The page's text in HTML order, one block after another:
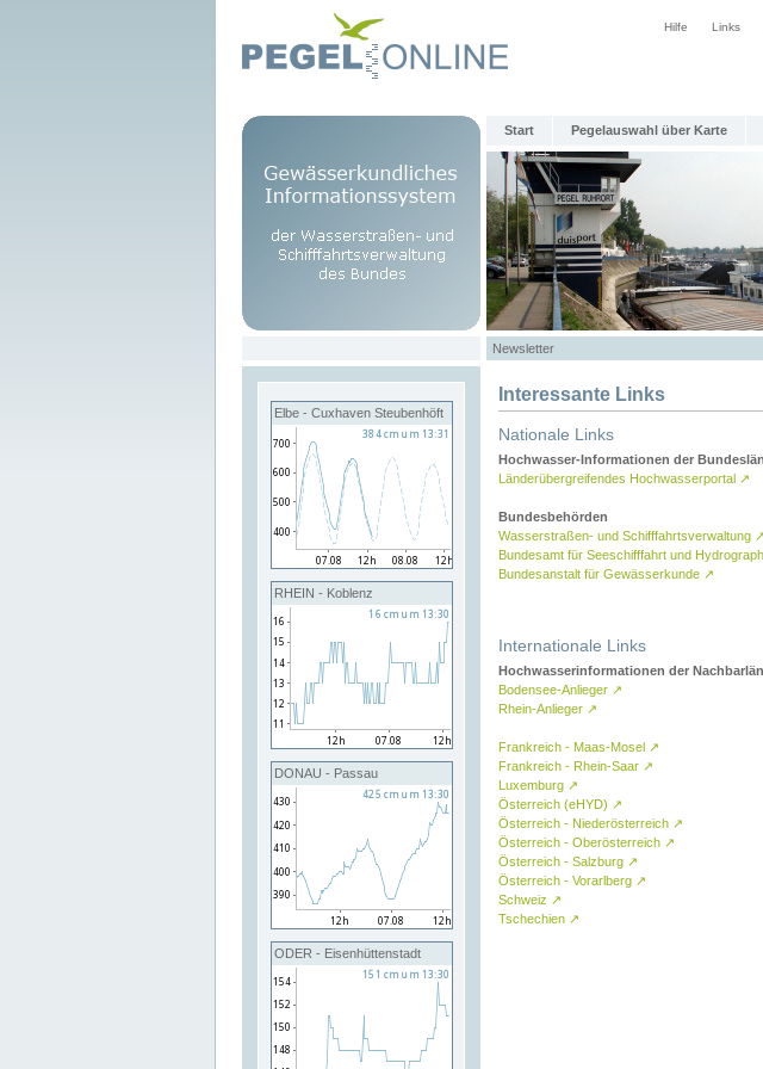
Hilfe Links
Start Pegelauswahl über Karte
Newsletter
Elbe - Cuxhaven Steubenhöft
RHEIN - Koblenz
DONAU - Passau
ODER - Eisenhüttenstadt
Interessante Links
Nationale Links
Hochwasser-Informationen der
Länderübergreifendes Hochwasserportal ↗
Bundesbehörden
Wasserstraßen- und Schifffahrtsverwaltung ↗
Bundesamt für Seeschifffahrt und
Bundesanstalt für Gewässerkunde ↗
Internationale Links
Hochwasserinformationen der
Bodensee-Anlieger ↗
Rhein-Anlieger ↗
Frankreich - Maas-Mosel ↗
Frankreich - Rhein-Saar ↗
Luxemburg ↗
Österreich (eHYD) ↗
Österreich - Niederösterreich ↗
Österreich - Oberösterreich ↗
Österreich - Salzburg ↗
Österreich - Vorarlberg ↗
Schweiz ↗
Tschechien ↗